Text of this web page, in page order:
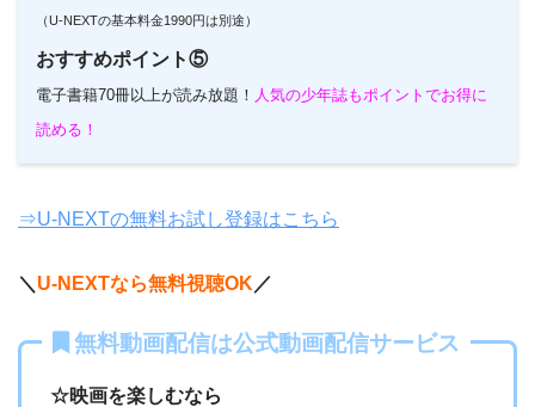
（U-NEXTの基本料金1990円は別途）
おすすめポイント⑤
電子書籍70冊以上が読み放題！ 人気の少年誌もポイントでお得に
読める！
⇒U-NEXTの無料お試し登録はこちら
＼ U-NEXTなら無料視聴OK ／
無料動画配信は公式動画配信サービス
☆映画を楽しむなら